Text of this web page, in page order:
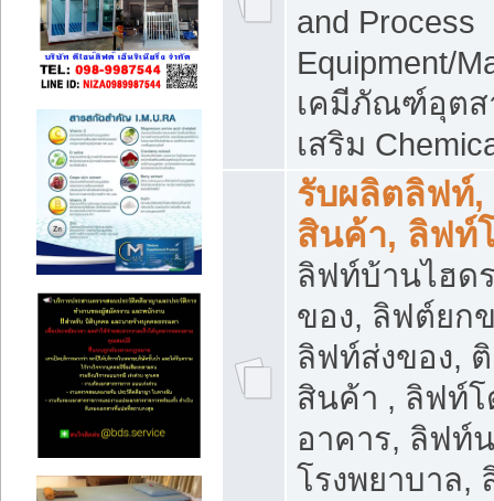
and Process
Equipment/
เคมีภัณฑ์อุตส
เสริม
รับผลิตลิฟท์
สินค้า, ลิฟท์
ลิฟท์บ้านไฮด
ของ, ลิฟต์ยก
ลิฟท์ส่งของ,
สินค้า , ลิฟท์
อาคาร, ลิฟท์
โรงพยาบาล,